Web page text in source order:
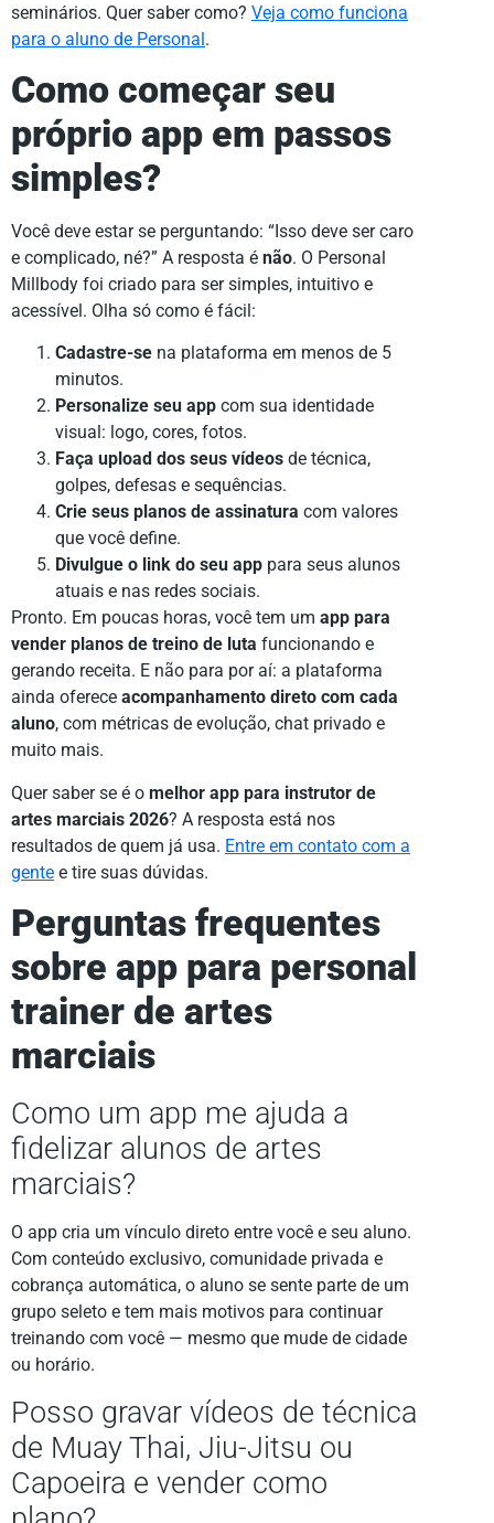
seminários. Quer saber como? Veja como funciona
para o aluno de Personal.
Como começar seu
próprio app em passos
simples?
Você deve estar se perguntando: “Isso deve ser caro
e complicado, né?” A resposta é não. O Personal
Millbody foi criado para ser simples, intuitivo e
acessível. Olha só como é fácil:
Cadastre-se na plataforma em menos de 5
minutos.
Personalize seu app com sua identidade
visual: logo, cores, fotos.
Faça upload dos seus vídeos de técnica,
golpes, defesas e sequências.
Crie seus planos de assinatura com valores
que você define.
Divulgue o link do seu app para seus alunos
atuais e nas redes sociais.
Pronto. Em poucas horas, você tem um app para
vender planos de treino de luta funcionando e
gerando receita. E não para por aí: a plataforma
ainda oferece acompanhamento direto com cada
aluno, com métricas de evolução, chat privado e
muito mais.
Quer saber se é o melhor app para instrutor de
artes marciais 2026? A resposta está nos
resultados de quem já usa. Entre em contato com a
gente e tire suas dúvidas.
Perguntas frequentes
sobre app para personal
trainer de artes
marciais
Como um app me ajuda a
fidelizar alunos de artes
marciais?
O app cria um vínculo direto entre você e seu aluno.
Com conteúdo exclusivo, comunidade privada e
cobrança automática, o aluno se sente parte de um
grupo seleto e tem mais motivos para continuar
treinando com você — mesmo que mude de cidade
ou horário.
Posso gravar vídeos de técnica
de Muay Thai, Jiu-Jitsu ou
Capoeira e vender como